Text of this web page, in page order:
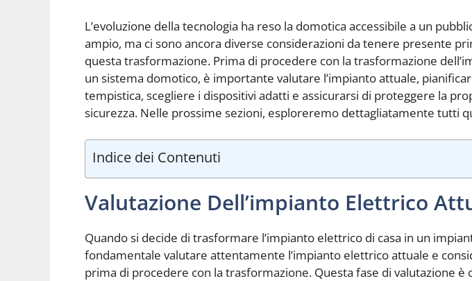
L’evoluzione della tecnologia ha reso la domotica accessibile a un
ampio, ma ci sono ancora diverse considerazioni da tenere presente
questa trasformazione. Prima di procedere con la trasformazione
un sistema domotico, è importante valutare l’impianto attuale,
tempistica, scegliere i dispositivi adatti e assicurarsi di proteggere la
sicurezza. Nelle prossime sezioni, esploreremo dettagliatamente tutti
Indice dei Contenuti
Valutazione Dell’impianto Elettrico
Quando si decide di trasformare l’impianto elettrico di casa in un
fondamentale valutare attentamente l’impianto elettrico attuale e
prima di procedere con la trasformazione. Questa fase di valutazione è